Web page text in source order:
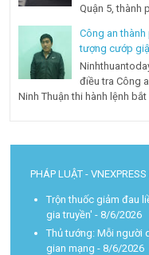
Quận 5, thành
Công an thành
tượng cướp
điều tra Công
Ninh Thuận thi hành lệnh bắt
PHÁP LUẬT - VNEXPRESS
Trộn thuốc giảm đau
gia truyền' - 8/6/2026
Thủ tướng: Mỗi người
gian mạng - 8/6/2026